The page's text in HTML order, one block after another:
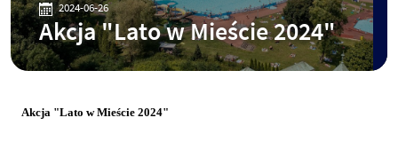
2024-06-26
Akcja "Lato w Mieście 2024"
Akcja "Lato w Mieście 2024"